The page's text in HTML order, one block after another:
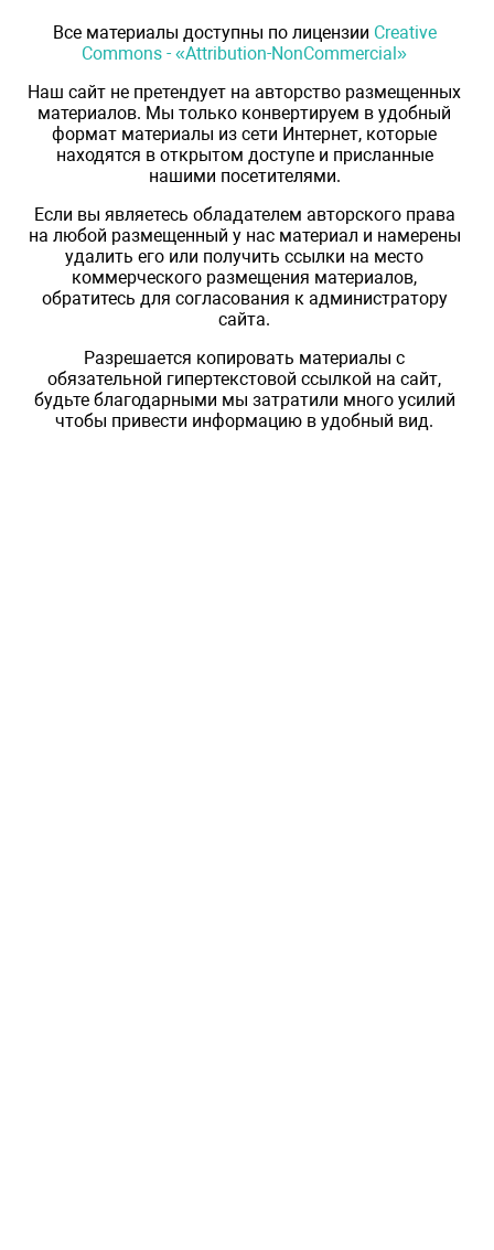
Все материалы доступны по лицензии Creative
Commons - «Attribution-NonCommercial»
Наш сайт не претендует на авторство размещенных
материалов. Мы только конвертируем в удобный
формат материалы из сети Интернет, которые
находятся в открытом доступе и присланные
нашими посетителями.
Если вы являетесь обладателем авторского права
на любой размещенный у нас материал и намерены
удалить его или получить ссылки на место
коммерческого размещения материалов,
обратитесь для согласования к администратору
сайта.
Разрешается копировать материалы с
обязательной гипертекстовой ссылкой на сайт,
будьте благодарными мы затратили много усилий
чтобы привести информацию в удобный вид.